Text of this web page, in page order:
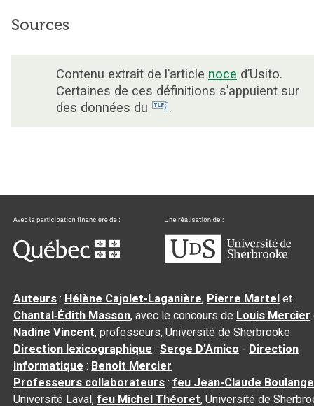
Sources
Contenu extrait de l’article noce d’Usito.
Certaines de ces définitions s’appuient sur
des données du
.
Auteurs : Hélène Cajolet-Laganière, Pierre Martel et
Chantal‑Édith Masson, avec le concours de Louis Mercier
Nadine Vincent, professeurs, Université de Sherbrooke
Direction lexicographique :Serge D’Amico - Direction
informatique : Benoit Mercier
Professeurs collaborateurs :feu Jean-Claude
Université Laval,feu Michel Théoret, Université de